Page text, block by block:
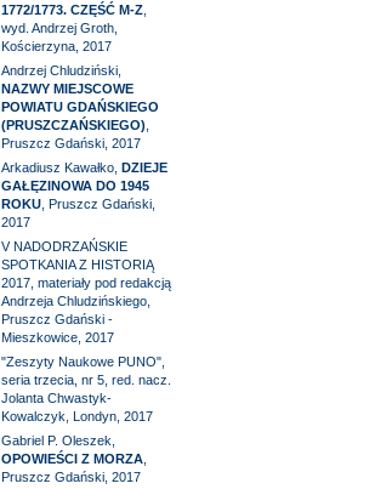
1772/1773. CZĘŚĆ M-Z,
wyd. Andrzej Groth,
Kościerzyna, 2017
Andrzej Chludziński,
NAZWY MIEJSCOWE
POWIATU GDAŃSKIEGO
(PRUSZCZAŃSKIEGO)
Pruszcz Gdański, 2017
Arkadiusz Kawałko, DZIEJE
GAŁĘZINOWA DO 1945
ROKU, Pruszcz Gdański,
2017
V NADODRZAŃSKIE
SPOTKANIA Z HISTORIĄ
2017, materiały pod redakcją
Andrzeja Chludzińskiego,
Pruszcz Gdański -
Mieszkowice, 2017
"Zeszyty Naukowe PUNO",
seria trzecia, nr 5, red. nacz.
Jolanta Chwastyk-
Kowalczyk, Londyn, 2017
Gabriel P. Oleszek,
OPOWIEŚCI Z MORZA,
Pruszcz Gdański, 2017